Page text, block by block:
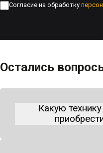
Согласие на обработку
Остались
Какую